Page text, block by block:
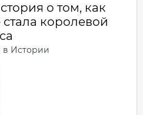
о том, как
стала королевой
в Истории